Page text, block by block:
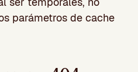
parámetros de cache